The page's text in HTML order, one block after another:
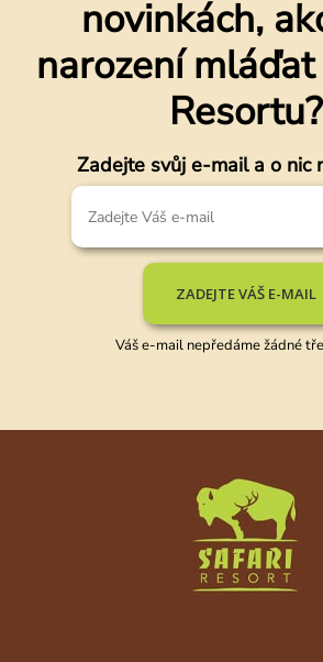
novinkách,
narození
Resortu?
Zadejte svůj e-mail a o nic
ZADEJTE VÁŠ E-MAIL
Váš e-mail nepředáme žádné